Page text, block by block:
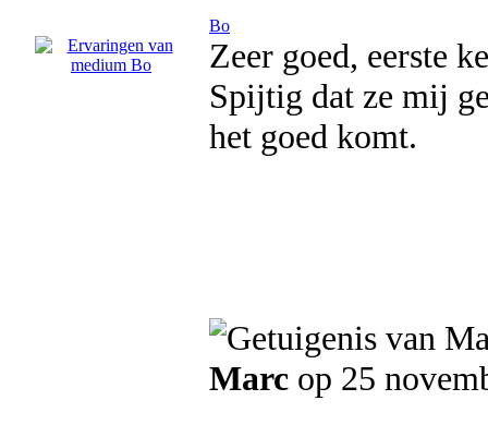
Bo
Zeer goed, eerste
Spijtig dat ze mij
het goed komt.
Marc op 25